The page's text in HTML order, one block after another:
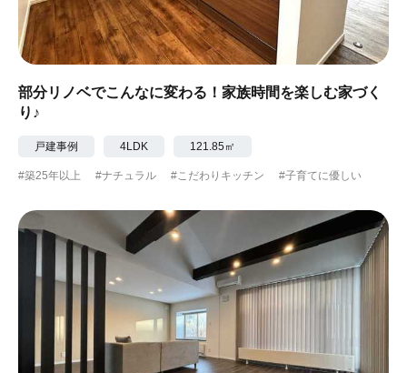
#黒板 #無垢の木 #タイル #壁一面本棚
#ひとり暮らし
#眺望最高 #水辺の住まい #緑がいっぱい
#300万円以下
部分リノベでこんなに変わる！家族時間を楽しむ家づく
り♪
戸建事例 4LDK 121.85㎡
#築25年以上 #ナチュラル #こだわりキッチン #子育てに優しい